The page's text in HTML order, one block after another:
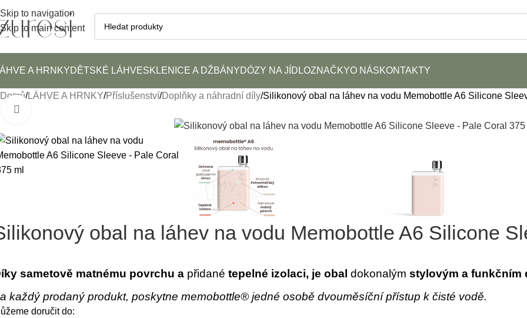
Skip to navigation
Skip to main content
A HRNKYDĚTSKÉ LÁHVESKLENICE A DŽBÁNYDÓZY NA JÍDLOZNAČKYO NÁSKONTAKTY
Domů LÁHVE A HRNKY Příslušenství Doplňky a náhradní díly Silikonový obal na láhev na vodu Memobottle A6 Silicone
obal na láhev na vodu Memobottle A6 Silicone
sametově matnému povrchu a přidané tepelné izolaci, je obal dokonalýmstylovým a funkčním
každý prodaný produkt, poskytne memobottle® jedné osobě dvouměsíční přístup k čisté vodě.
doručit do: